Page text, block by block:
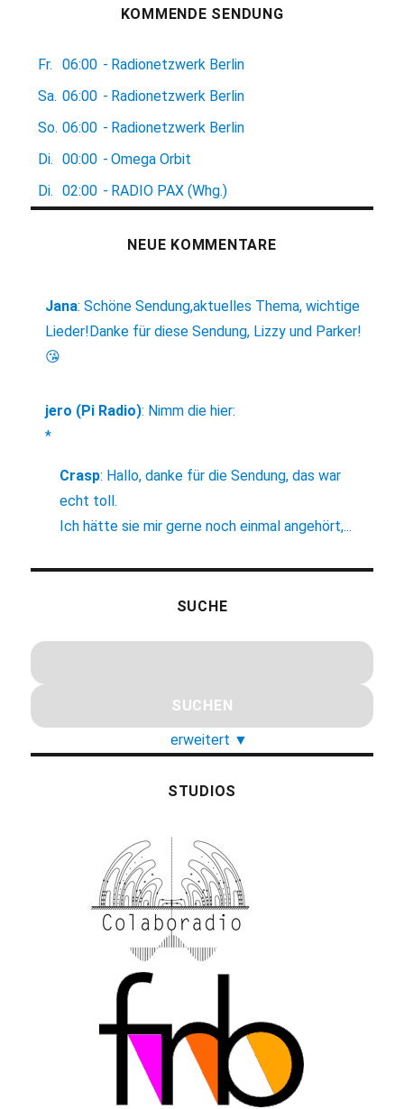
KOMMENDE SENDUNG
Fr. 06:00 - Radionetzwerk Berlin
Sa. 06:00 - Radionetzwerk Berlin
So. 06:00 - Radionetzwerk Berlin
Di.
00:00 - Omega Orbit
Di.
02:00 - RADIO PAX (Whg.)
NEUE KOMMENTARE
Jana:Schöne Sendung,aktuelles Thema, wichtige
Lieder!Danke für diese Sendung, Lizzy und Parker!
😘
jero (Pi Radio): Nimm die hier:
*
Crasp: Hallo, danke für die Sendung, das war
echt toll.
Ich hätte sie mir gerne noch einmal angehört,...
SUCHE
erweitert ▼
STUDIOS